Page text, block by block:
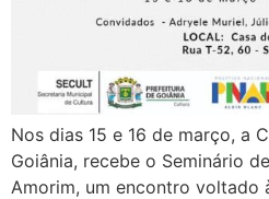
Nos dias 15 e 16 de março, a
Goiânia, recebe o Seminário
Amorim, um encontro voltado